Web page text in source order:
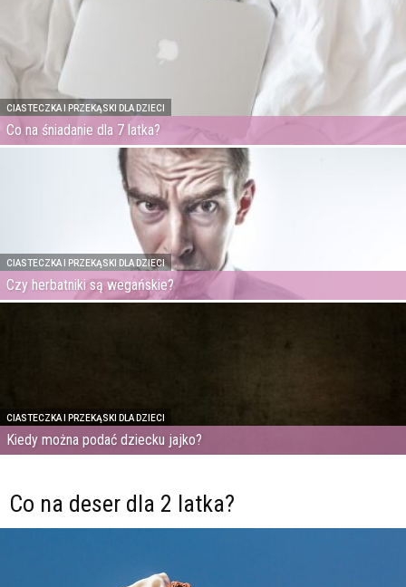
CIASTECZKA I PRZEKĄSKI DLA DZIECI
Co na śniadanie dla 7 latka?
CIASTECZKA I PRZEKĄSKI DLA DZIECI
Czy herbatniki są wegańskie?
CIASTECZKA I PRZEKĄSKI DLA DZIECI
Kiedy można podać dziecku jajko?
Co na deser dla 2 latka?